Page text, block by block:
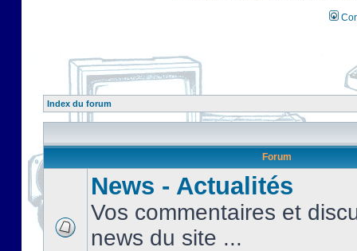
Index du forum
Forum
News - Actualités
Vos commentaires et
news du site ...